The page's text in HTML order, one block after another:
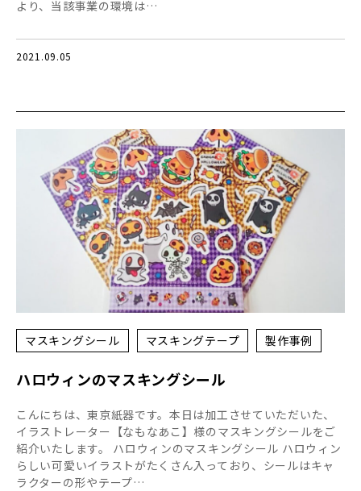
より、当該事業の環境は…
2021.09.05
マスキングシール マスキングテープ 製作事例
ハロウィンのマスキングシール
こんにちは、東京紙器です。本日は加工させていただいた、
イラストレーター【なもなあこ】様のマスキングシールをご
紹介いたします。 ハロウィンのマスキングシール ハロウィン
らしい可愛いイラストがたくさん入っており、シールはキャ
ラクターの形やテープ…